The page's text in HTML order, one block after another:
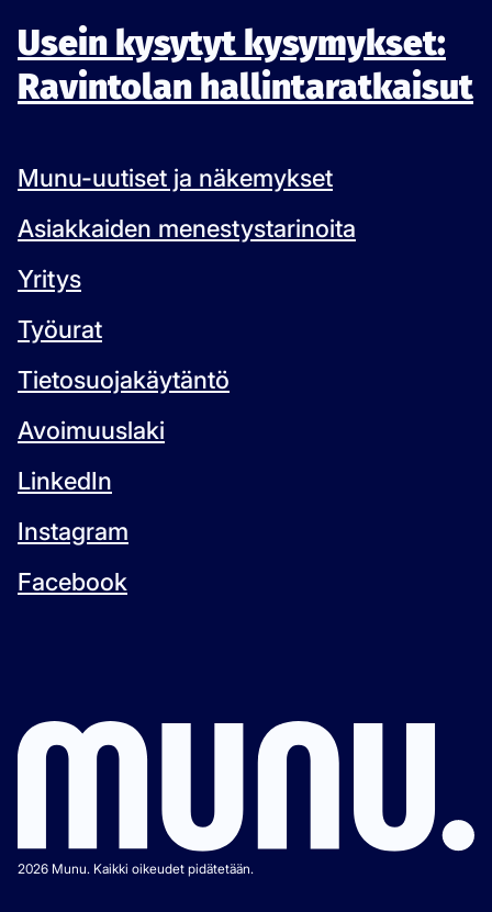
Usein kysytyt kysymykset:
Ravintolan hallintaratkaisut
Munu-uutiset ja näkemykset
Asiakkaiden menestystarinoita
Yritys
Työurat
Tietosuojakäytäntö
Avoimuuslaki
LinkedIn
Instagram
Facebook
2026 Munu. Kaikki oikeudet pidätetään.